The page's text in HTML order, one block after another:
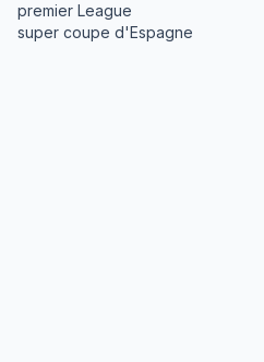
premier League
super coupe d'Espagne